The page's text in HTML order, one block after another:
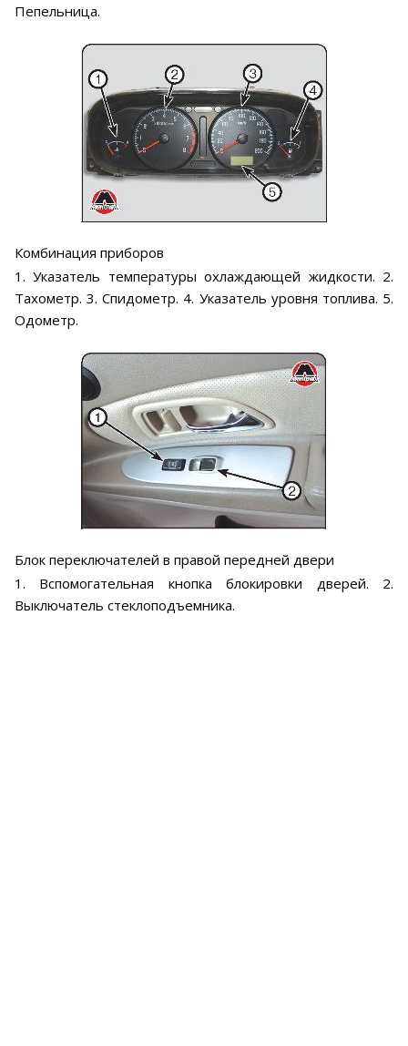
Пепельница.
Комбинация приборов
1. Указатель температуры охлаждающей жидкости. 2.
Тахометр. 3. Спидометр. 4. Указатель уровня топлива. 5.
Одометр.
Блок переключателей в правой передней двери
1. Вспомогательная кнопка блокировки дверей. 2.
Выключатель стеклоподъемника.